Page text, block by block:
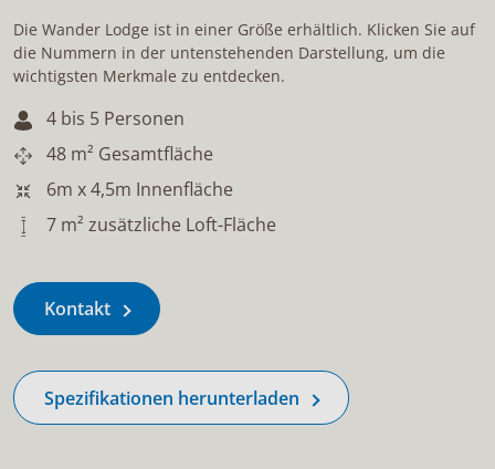
Die Wander Lodge ist in einer Größe erhältlich. Klicken Sie auf
die Nummern in der untenstehenden Darstellung, um die
wichtigsten Merkmale zu entdecken.
4 bis 5 Personen
48 m² Gesamtfläche
6m x 4,5m Innenfläche
7 m² zusätzliche Loft-Fläche
Kontakt
Spezifikationen herunterladen